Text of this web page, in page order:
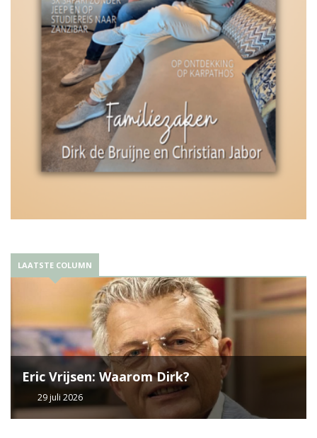
LAATSTE COLUMN
Eric Vrijsen: Waarom Dirk?
29 juli 2026